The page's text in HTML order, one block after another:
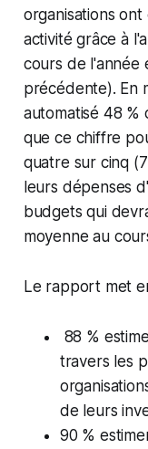
organisations
activité grâce à
cours de l'année
précédente). En
automatisé 48 %
que ce chiffre
quatre sur cinq
leurs dépenses
budgets qui
moyenne au
Le rapport met
88 %
travers les
de leurs
90 %